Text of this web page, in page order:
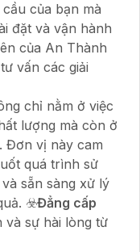
của bạn mà
đặt và vận hành
của An Thành
vấn các giải
chỉ nằm ở việc
lượng mà còn ở
Đơn vị này cam
quá trình sử
sẵn sàng xử lý
☣️Đẳng cấp
và sự hài lòng từ